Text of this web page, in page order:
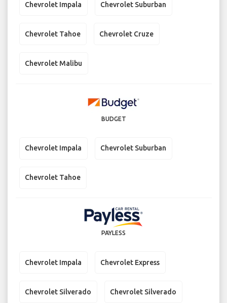
Chevrolet Impala Chevrolet Suburban
Chevrolet Tahoe Chevrolet Cruze
Chevrolet Malibu
BUDGET
Chevrolet Impala Chevrolet Suburban
Chevrolet Tahoe
PAYLESS
Chevrolet Impala Chevrolet Express
Chevrolet Silverado Chevrolet Silverado